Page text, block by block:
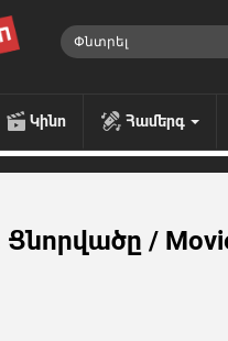
Կինո Համերգ
/